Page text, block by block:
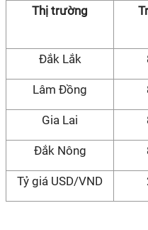
Thị trường
Đắk Lắk
Lâm Đồng
Gia Lai
Đắk Nông
Tỷ giá USD/VND